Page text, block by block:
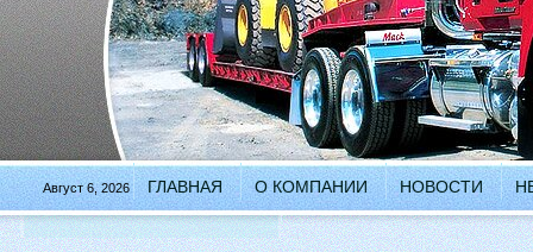
Август 6, 2026 ГЛАВНАЯ О КОМПАНИИ НОВОСТИ